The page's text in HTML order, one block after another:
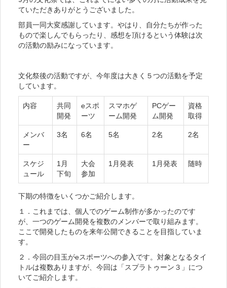
ていただきありがとうございました。
部員一同大変感謝しています。やはり、自分たちが作った
もので楽しんでもらったり、感想を頂けるという体験は次
の活動の励みになっています。
文化祭後の活動ですが、今年度は大きく５つの活動を予定
しています。
内容
共同
開発
eスポ
ーツ
スマホゲ
ーム開発
PCゲー
ム開発
資格
取得
メンバ
ー
3名 6名 5名 2名 2名
スケジ
ュール
1月
下旬
大会
参加
1月発表 1月発表 随時
下期の特徴をいくつかご紹介します。
１．これまでは、個人でのゲーム制作が多かったのです
が、一つのゲーム開発を複数のメンバーで取り組みます。
ここで開発したものを来年公開できることを目指していま
す。
２．今回の目玉がeスポーツへの参入です。対象となるタイ
トルは複数ありますが、今回は「スプラトゥーン３」につ
いてご紹介します。